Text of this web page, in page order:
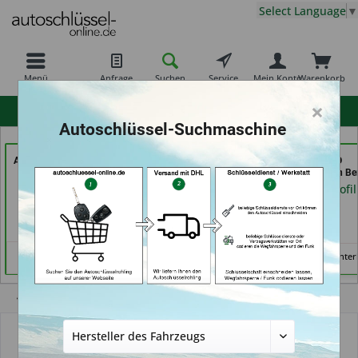
Menü Anfrage Suchen Service Warenkorb
Mein Konto
Select Language ▼
Autoschlüssel Hamburg
(in Hamburg)
Händlerprofil
Shoes & Keys by Eski (in
Erlangen)
Händlerprofil
KEYHERO
Autoschlüssel (in
Händlerprofil
Keine Services
×
Autoschlüssel-Suchmaschine